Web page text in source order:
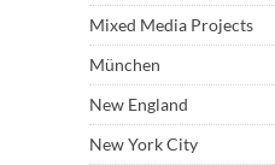
Mixed Media Projects
München
New England
New York City